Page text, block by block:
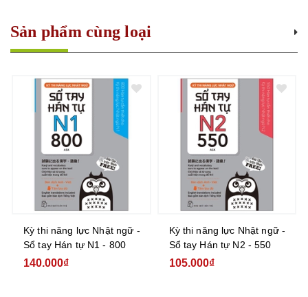
Sản phẩm cùng loại
Kỳ thi năng lực Nhật ngữ -
Sổ tay Hán tự N1 - 800
140.000₫
Kỳ thi năng lực Nhật ngữ -
Sổ tay Hán tự N2 - 550
105.000₫